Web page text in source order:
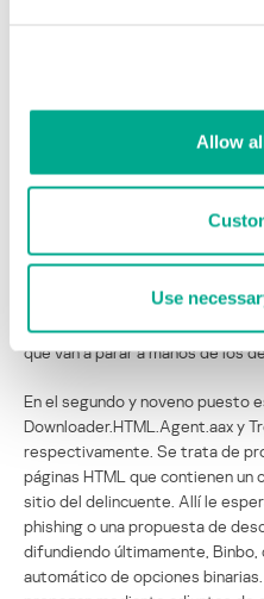
Allow
Use
Trojan-Spy.HTML.Fraud.gen, al
realizados en forma de páginas
malicioso se envía por correo
tiendas en Internet, compañías
HTML que muestra, el usuario
que van a parar a manos de los
En el segundo y noveno puesto
Downloader.HTML.Agent.aax y
respectivamente. Se trata de
páginas HTML que contienen un
sitio del delincuente. Allí le
phishing o una propuesta de
difundiendo últimamente,
automático de opciones